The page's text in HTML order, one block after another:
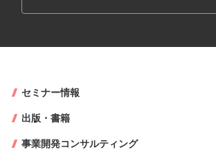
セミナー情報
出版・書籍
事業開発コンサルティング